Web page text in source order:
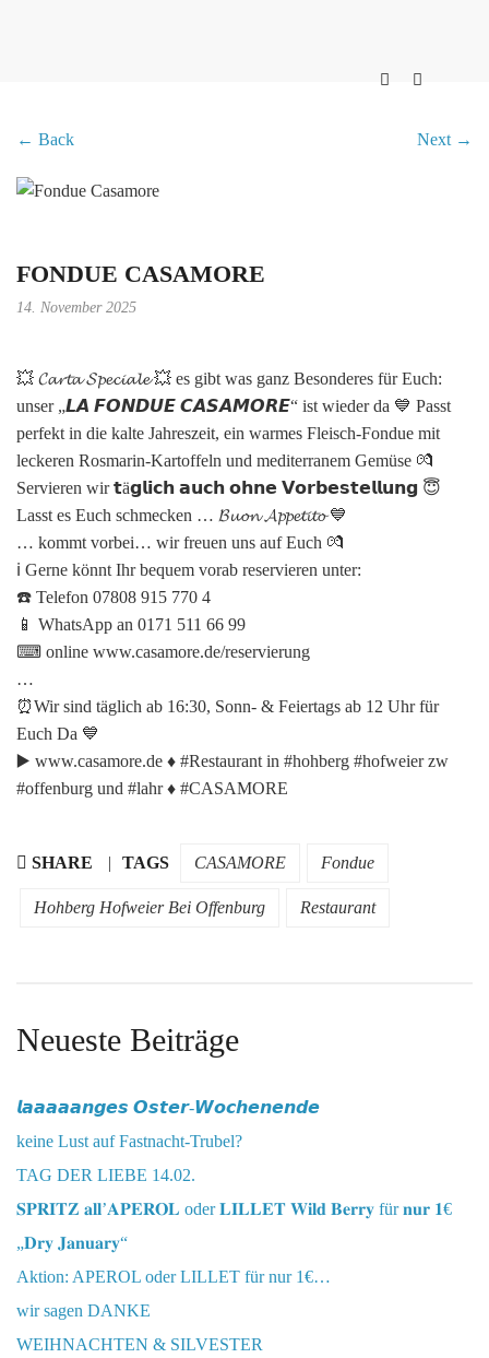
← Back Next →
FONDUE CASAMORE
14. November 2025
💥 𝓒𝓪𝓻𝓽𝓪 𝓢𝓹𝓮𝓬𝓲𝓪𝓵𝓮 💥 es gibt was ganz Besonderes für Euch:
unser „𝙇𝘼 𝙁𝙊𝙉𝘿𝙐𝙀 𝘾𝘼𝙎𝘼𝙈𝙊𝙍𝙀“ ist wieder da 💙 Passt
perfekt in die kalte Jahreszeit, ein warmes Fleisch-Fondue mit
leckeren Rosmarin-Kartoffeln und mediterranem Gemüse 💏
Servieren wir 𝘁ä𝗴𝗹𝗶𝗰𝗵 𝗮𝘂𝗰𝗵 𝗼𝗵𝗻𝗲 𝗩𝗼𝗿𝗯𝗲𝘀𝘁𝗲𝗹𝗹𝘂𝗻𝗴 😇
Lasst es Euch schmecken … 𝓑𝓾𝓸𝓷 𝓐𝓹𝓹𝓮𝓽𝓲𝓽𝓸 💙
… kommt vorbei… wir freuen uns auf Euch 💏
ℹ️ Gerne könnt Ihr bequem vorab reservieren unter:
☎️ Telefon 07808 915 770 4
📱 WhatsApp an 0171 511 66 99
⌨ online www.casamore.de/reservierung
…
⏰️Wir sind täglich ab 16:30, Sonn- & Feiertags ab 12 Uhr für
Euch Da 💙
▶️ www.casamore.de ♦️ #Restaurant in #hohberg #hofweier zw
#offenburg und #lahr ♦️ #CASAMORE
SHARE TAGS CASAMORE Fondue
Hohberg Hofweier Bei Offenburg Restaurant
Neueste Beiträge
𝙡𝙖𝙖𝙖𝙖𝙖𝙣𝙜𝙚𝙨 𝙊𝙨𝙩𝙚𝙧-𝙒𝙤𝙘𝙝𝙚𝙣𝙚𝙣𝙙𝙚
keine Lust auf Fastnacht-Trubel?
TAG DER LIEBE 14.02.
𝐒𝐏𝐑𝐈𝐓𝐙 𝐚𝐥𝐥’𝐀𝐏𝐄𝐑𝐎𝐋 oder 𝐋𝐈𝐋𝐋𝐄𝐓 𝐖𝐢𝐥𝐝 𝐁𝐞𝐫𝐫𝐲 für 𝐧𝐮𝐫 𝟏€
„𝐃𝐫𝐲 𝐉𝐚𝐧𝐮𝐚𝐫𝐲“
Aktion: APEROL oder LILLET für nur 1€…
wir sagen DANKE
WEIHNACHTEN & SILVESTER